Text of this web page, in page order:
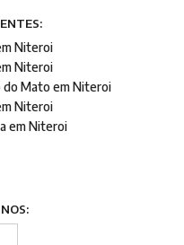
Niteroi
Niteroi
Mato em Niteroi
Niteroi
em Niteroi